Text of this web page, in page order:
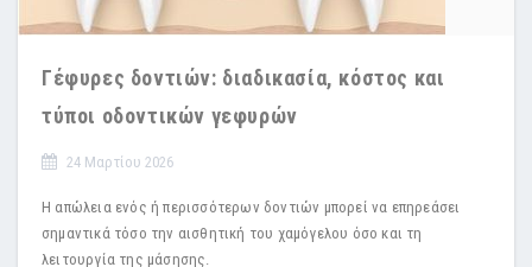
Γέφυρες δοντιών: διαδικασία, κόστος και
τύποι οδοντικών γεφυρών
24 Μαρτίου 2026
Η απώλεια ενός ή περισσότερων δοντιών μπορεί να επηρεάσει
σημαντικά τόσο την αισθητική του χαμόγελου όσο και τη
λειτουργία της μάσησης.